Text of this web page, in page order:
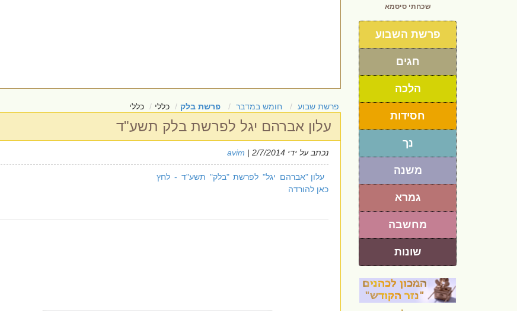
שכחתי סיסמא
פרשת השבוע
חגים
הלכה
חסידות
נך
משנה
גמרא
מחשבה
שונות
פרשת שבוע חומש במדבר פרשת בלק כללי כללי
עלון אברהם יגל לפרשת בלק תשע"ד
נכתב על ידי avim | 2/7/2014
עלון "אברהם יגל" לפרשת "בלק" תשע"ד - לחץ
כאן להורדה